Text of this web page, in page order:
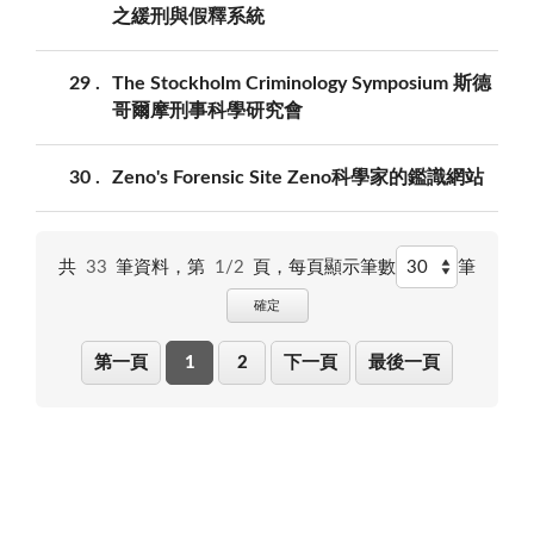
之緩刑與假釋系統
29
The Stockholm Criminology Symposium 斯德
哥爾摩刑事科學研究會
30 Zeno's Forensic Site Zeno科學家的鑑識網站
共 33 筆資料，第 1/2 頁，每頁顯示筆數 筆
確定
第一頁 1 2 下一頁 最後一頁